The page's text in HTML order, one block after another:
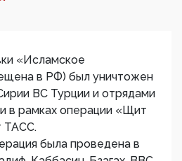
«Исламское
в РФ) был уничтожен
ВС Турции и отрядами
в рамках операции «Щит
ТАСС.
была проведена в